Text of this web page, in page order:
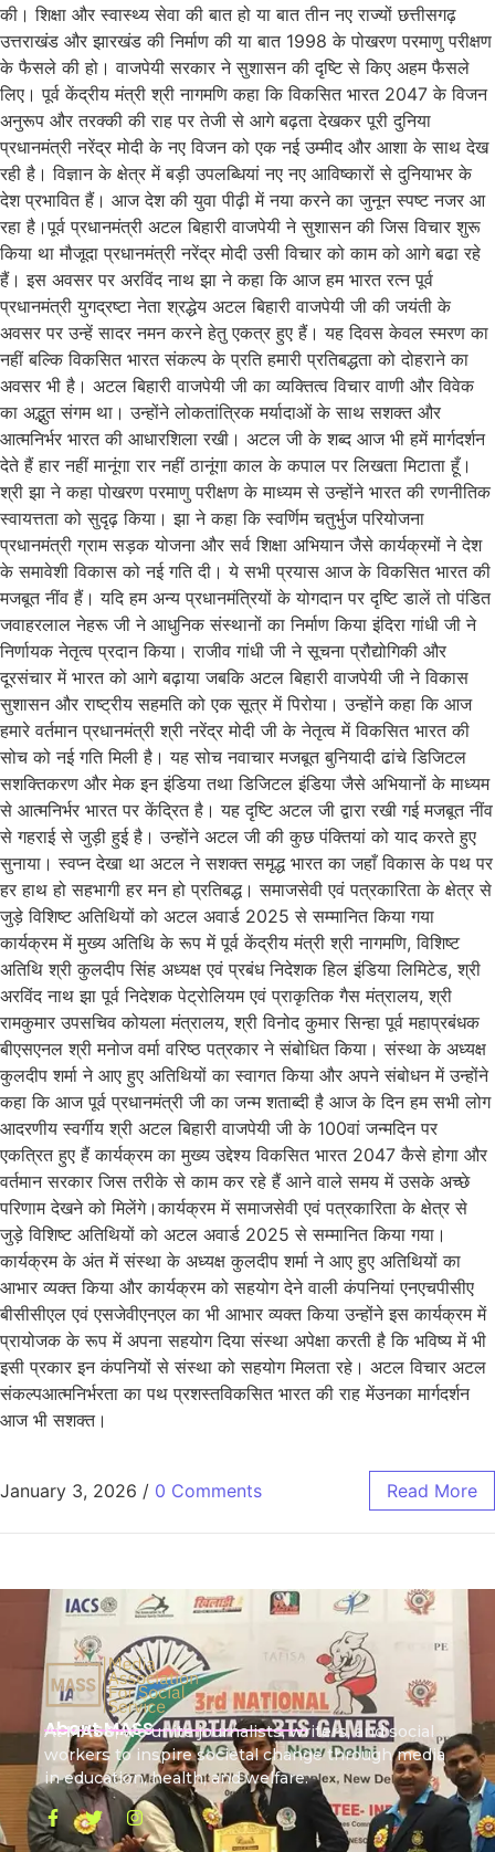
की। शिक्षा और स्वास्थ्य सेवा की बात हो या बात तीन नए राज्यों छत्तीसगढ़
उत्तराखंड और झारखंड की निर्माण की या बात 1998 के पोखरण परमाणु परीक्षण
के फैसले की हो। वाजपेयी सरकार ने सुशासन की दृष्टि से किए अहम फैसले
लिए। पूर्व केंद्रीय मंत्री श्री नागमणि कहा कि विकसित भारत 2047 के विजन
अनुरूप और तरक्की की राह पर तेजी से आगे बढ़ता देखकर पूरी दुनिया
प्रधानमंत्री नरेंद्र मोदी के नए विजन को एक नई उम्मीद और आशा के साथ देख
रही है। विज्ञान के क्षेत्र में बड़ी उपलब्धियां नए नए आविष्कारों से दुनियाभर के
देश प्रभावित हैं। आज देश की युवा पीढ़ी में नया करने का जुनून स्पष्ट नजर आ
रहा है।पूर्व प्रधानमंत्री अटल बिहारी वाजपेयी ने सुशासन की जिस विचार शुरू
किया था मौजूदा प्रधानमंत्री नरेंद्र मोदी उसी विचार को काम को आगे बढा रहे
हैं। इस अवसर पर अरविंद नाथ झा ने कहा कि आज हम भारत रत्न पूर्व
प्रधानमंत्री युगद्रष्टा नेता श्रद्धेय अटल बिहारी वाजपेयी जी की जयंती के
अवसर पर उन्हें सादर नमन करने हेतु एकत्र हुए हैं। यह दिवस केवल स्मरण का
नहीं बल्कि विकसित भारत संकल्प के प्रति हमारी प्रतिबद्धता को दोहराने का
अवसर भी है। अटल बिहारी वाजपेयी जी का व्यक्तित्व विचार वाणी और विवेक
का अद्भुत संगम था। उन्होंने लोकतांत्रिक मर्यादाओं के साथ सशक्त और
आत्मनिर्भर भारत की आधारशिला रखी। अटल जी के शब्द आज भी हमें मार्गदर्शन
देते हैं हार नहीं मानूंगा रार नहीं ठानूंगा काल के कपाल पर लिखता मिटाता हूँ।
श्री झा ने कहा पोखरण परमाणु परीक्षण के माध्यम से उन्होंने भारत की रणनीतिक
स्वायत्तता को सुदृढ़ किया। झा ने कहा कि स्वर्णिम चतुर्भुज परियोजना
प्रधानमंत्री ग्राम सड़क योजना और सर्व शिक्षा अभियान जैसे कार्यक्रमों ने देश
के समावेशी विकास को नई गति दी। ये सभी प्रयास आज के विकसित भारत की
मजबूत नींव हैं। यदि हम अन्य प्रधानमंत्रियों के योगदान पर दृष्टि डालें तो पंडित
जवाहरलाल नेहरू जी ने आधुनिक संस्थानों का निर्माण किया इंदिरा गांधी जी ने
निर्णायक नेतृत्व प्रदान किया। राजीव गांधी जी ने सूचना प्रौद्योगिकी और
दूरसंचार में भारत को आगे बढ़ाया जबकि अटल बिहारी वाजपेयी जी ने विकास
सुशासन और राष्ट्रीय सहमति को एक सूत्र में पिरोया। उन्होंने कहा कि आज
हमारे वर्तमान प्रधानमंत्री श्री नरेंद्र मोदी जी के नेतृत्व में विकसित भारत की
सोच को नई गति मिली है। यह सोच नवाचार मजबूत बुनियादी ढांचे डिजिटल
सशक्तिकरण और मेक इन इंडिया तथा डिजिटल इंडिया जैसे अभियानों के माध्यम
से आत्मनिर्भर भारत पर केंद्रित है। यह दृष्टि अटल जी द्वारा रखी गई मजबूत नींव
से गहराई से जुड़ी हुई है। उन्होंने अटल जी की कुछ पंक्तियां को याद करते हुए
सुनाया। स्वप्न देखा था अटल ने सशक्त समृद्ध भारत का जहाँ विकास के पथ पर
हर हाथ हो सहभागी हर मन हो प्रतिबद्ध। समाजसेवी एवं पत्रकारिता के क्षेत्र से
जुड़े विशिष्ट अतिथियों को अटल अवार्ड 2025 से सम्मानित किया गया
कार्यक्रम में मुख्य अतिथि के रूप में पूर्व केंद्रीय मंत्री श्री नागमणि, विशिष्ट
अतिथि श्री कुलदीप सिंह अध्यक्ष एवं प्रबंध निदेशक हिल इंडिया लिमिटेड, श्री
अरविंद नाथ झा पूर्व निदेशक पेट्रोलियम एवं प्राकृतिक गैस मंत्रालय, श्री
रामकुमार उपसचिव कोयला मंत्रालय, श्री विनोद कुमार सिन्हा पूर्व महाप्रबंधक
बीएसएनल श्री मनोज वर्मा वरिष्ठ पत्रकार ने संबोधित किया। संस्था के अध्यक्ष
कुलदीप शर्मा ने आए हुए अतिथियों का स्वागत किया और अपने संबोधन में उन्होंने
कहा कि आज पूर्व प्रधानमंत्री जी का जन्म शताब्दी है आज के दिन हम सभी लोग
आदरणीय स्वर्गीय श्री अटल बिहारी वाजपेयी जी के 100वां जन्मदिन पर
एकत्रित हुए हैं कार्यक्रम का मुख्य उद्देश्य विकसित भारत 2047 कैसे होगा और
वर्तमान सरकार जिस तरीके से काम कर रहे हैं आने वाले समय में उसके अच्छे
परिणाम देखने को मिलेंगे।कार्यक्रम में समाजसेवी एवं पत्रकारिता के क्षेत्र से
जुड़े विशिष्ट अतिथियों को अटल अवार्ड 2025 से सम्मानित किया गया।
कार्यक्रम के अंत में संस्था के अध्यक्ष कुलदीप शर्मा ने आए हुए अतिथियों का
आभार व्यक्त किया और कार्यक्रम को सहयोग देने वाली कंपनियां एनएचपीसीए
बीसीसीएल एवं एसजेवीएनएल का भी आभार व्यक्त किया उन्होंने इस कार्यक्रम में
प्रायोजक के रूप में अपना सहयोग दिया संस्था अपेक्षा करती है कि भविष्य में भी
इसी प्रकार इन कंपनियों से संस्था को सहयोग मिलता रहे। अटल विचार अटल
संकल्पआत्मनिर्भरता का पथ प्रशस्तविकसित भारत की राह मेंउनका मार्गदर्शन
आज भी सशक्त।
January 3, 2026 / 0 Comments Read More
About MASS
AtMASS, we unite journalists, writers, and social
workers to inspire societal change through media
in education, health, and welfare.